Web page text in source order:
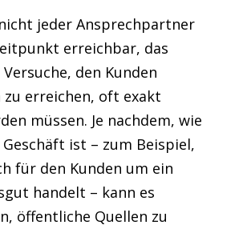
jeder Ansprechpartner
erreichbar, das
den Kunden
erreichen, oft exakt
müssen. Je nachdem, wie
ist – zum Beispiel,
für den Kunden um ein
handelt – kann es
öffentliche Quellen zu